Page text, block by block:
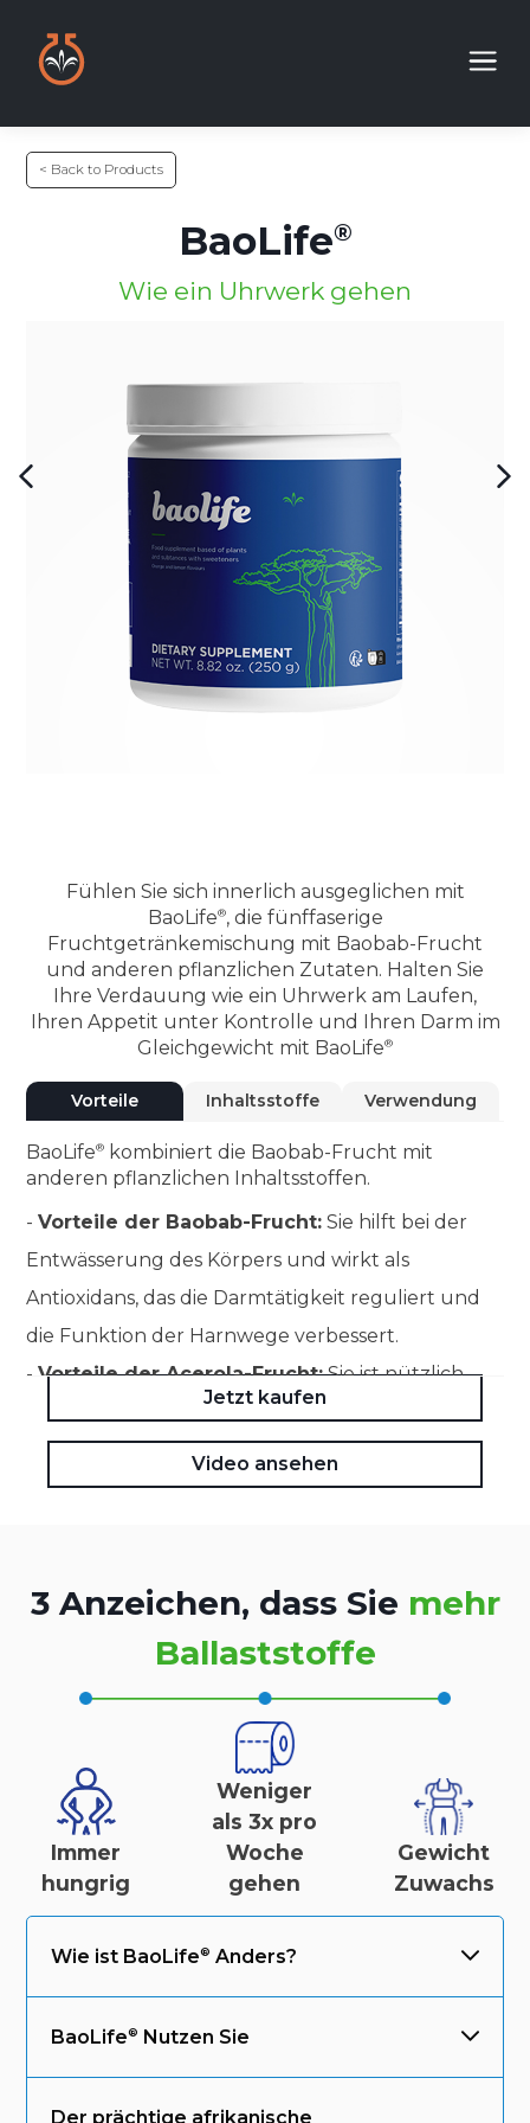
< Back to Products
BaoLife
Wie ein Uhrwerk gehen
Fühlen Sie sich innerlich ausgeglichen mit
BaoLife , die fünffaserige
Fruchtgetränkemischung mit Baobab-Frucht
und anderen pflanzlichen Zutaten. Halten Sie
Ihre Verdauung wie ein Uhrwerk am Laufen,
Ihren Appetit unter Kontrolle und Ihren Darm im
Gleichgewicht mit BaoLife
Vorteile Inhaltsstoffe Verwendung
BaoLife
kombiniert die Baobab-Frucht mit
anderen pflanzlichen Inhaltsstoffen.
-Vorteile der Baobab-Frucht: Sie hilft bei der
Entwässerung des Körpers und wirkt als
Antioxidans, das die Darmtätigkeit reguliert und
die Funktion der Harnwege verbessert.
-Vorteile der Acerola-Frucht:Sie ist nützlich,
stärken, die regenerierende Wirkung zu fördern
und antioxidative Eigenschaften zu besitzen.
Jetzt kaufen
Video ansehen
3 Anzeichen, dass Sie mehr
Ballaststoffe
Immer
hungrig
Weniger
als 3x pro
Woche
gehen
Gewicht
Zuwachs
Wie ist BaoLife Anders?
BaoLife Nutzen Sie
Der prächtige afrikanische